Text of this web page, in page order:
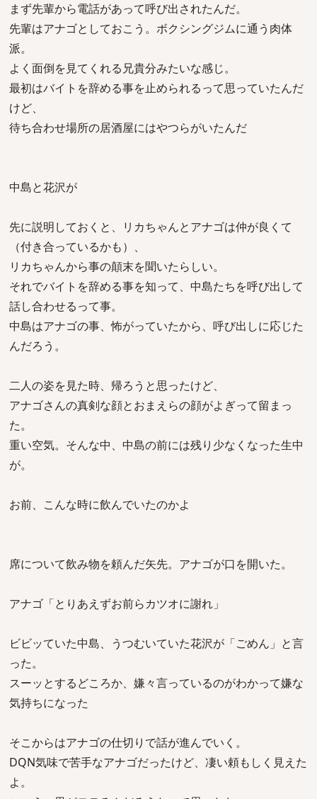
まず先輩から電話があって呼び出されたんだ。
先輩はアナゴとしておこう。ボクシングジムに通う肉体
派。
よく面倒を見てくれる兄貴分みたいな感じ。
最初はバイトを辞める事を止められるって思っていたんだ
けど、
待ち合わせ場所の居酒屋にはやつらがいたんだ
中島と花沢が
先に説明しておくと、リカちゃんとアナゴは仲が良くて
（付き合っているかも）、
リカちゃんから事の顛末を聞いたらしい。
それでバイトを辞める事を知って、中島たちを呼び出して
話し合わせるって事。
中島はアナゴの事、怖がっていたから、呼び出しに応じた
んだろう。
二人の姿を見た時、帰ろうと思ったけど、
アナゴさんの真剣な顔とおまえらの顔がよぎって留まっ
た。
重い空気。そんな中、中島の前には残り少なくなった生中
が。
お前、こんな時に飲んでいたのかよ
席について飲み物を頼んだ矢先。アナゴが口を開いた。
アナゴ「とりあえずお前らカツオに謝れ」
ビビッていた中島、うつむいていた花沢が「ごめん」と言
った。
スーッとするどころか、嫌々言っているのがわかって嫌な
気持ちになった
そこからはアナゴの仕切りで話が進んでいく。
DQN気味で苦手なアナゴだったけど、凄い頼もしく見えた
よ。